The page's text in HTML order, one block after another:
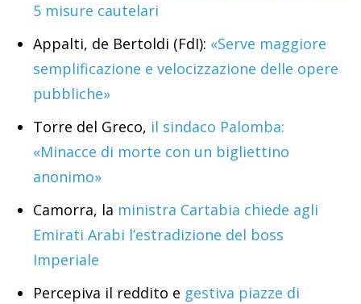
5 misure cautelari
Appalti, de Bertoldi (FdI): «Serve maggiore
semplificazione e velocizzazione delle opere
pubbliche»
Torre del Greco, il sindaco Palomba:
«Minacce di morte con un bigliettino
anonimo»
Camorra, la ministra Cartabia chiede agli
Emirati Arabi l’estradizione del boss
Imperiale
Percepiva il reddito e gestiva piazze di